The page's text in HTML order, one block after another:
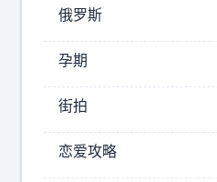
它
的
本
土
全
噶
尔
，
屠
尽
男
丁
灭
俄罗斯
孕期
街拍
恋爱攻略